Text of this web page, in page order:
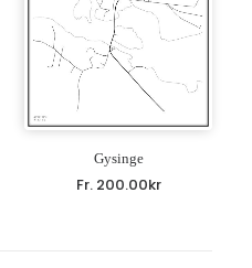
Gysinge
Fr. 200.00kr